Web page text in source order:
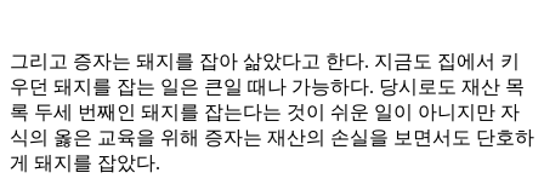
그리고 증자는 돼지를 잡아 삶았다고 한다. 지금도 집에서 키
우던 돼지를 잡는 일은 큰일 때나 가능하다. 당시로도 재산 목
록 두세 번째인 돼지를 잡는다는 것이 쉬운 일이 아니지만 자
식의 옳은 교육을 위해 증자는 재산의 손실을 보면서도 단호하
게 돼지를 잡았다.